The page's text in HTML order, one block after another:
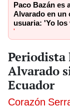
Paco Bazán es
Alvarado en un
usuaria: 'Yo los
'
Periodista
Alvarado
Ecuador
Corazón